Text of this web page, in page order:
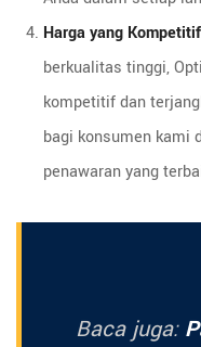
Harga yang
berkualitas tinggi,
kompetitif dan
bagi konsumen kami
penawaran yang
Baca juga: